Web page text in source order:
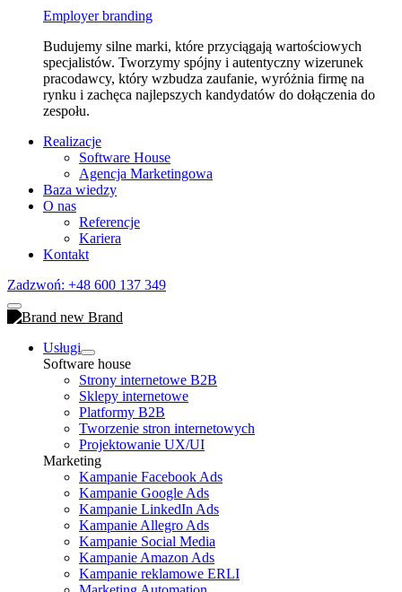
Employer branding
Budujemy silne marki, które przyciągają wartościowych
specjalistów. Tworzymy spójny i autentyczny wizerunek
pracodawcy, który wzbudza zaufanie, wyróżnia firmę na
rynku i zachęca najlepszych kandydatów do dołączenia do
zespołu.
Realizacje
Software House
Agencja Marketingowa
Baza wiedzy
O nas
Referencje
Kariera
Kontakt
Zadzwoń: +48 600 137 349
Usługi
Software house
Strony internetowe B2B
Sklepy internetowe
Platformy B2B
Tworzenie stron internetowych
Projektowanie UX/UI
Marketing
Kampanie Facebook Ads
Kampanie Google Ads
Kampanie LinkedIn Ads
Kampanie Allegro Ads
Kampanie Social Media
Kampanie Amazon Ads
Kampanie reklamowe ERLI